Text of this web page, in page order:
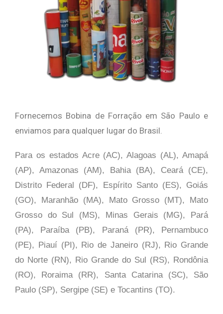
Fornecemos Bobina de Forração em São Paulo e
enviamos para qualquer lugar do Brasil.
Para os estados Acre (AC), Alagoas (AL), Amapá
(AP), Amazonas (AM), Bahia (BA), Ceará (CE),
Distrito Federal (DF), Espírito Santo (ES), Goiás
(GO), Maranhão (MA), Mato Grosso (MT), Mato
Grosso do Sul (MS), Minas Gerais (MG), Pará
(PA), Paraíba (PB), Paraná (PR), Pernambuco
(PE), Piauí (PI), Rio de Janeiro (RJ), Rio Grande
do Norte (RN), Rio Grande do Sul (RS), Rondônia
(RO), Roraima (RR), Santa Catarina (SC), São
Paulo (SP), Sergipe (SE) e Tocantins (TO).